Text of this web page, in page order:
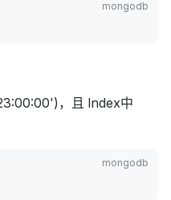
，且 Index中